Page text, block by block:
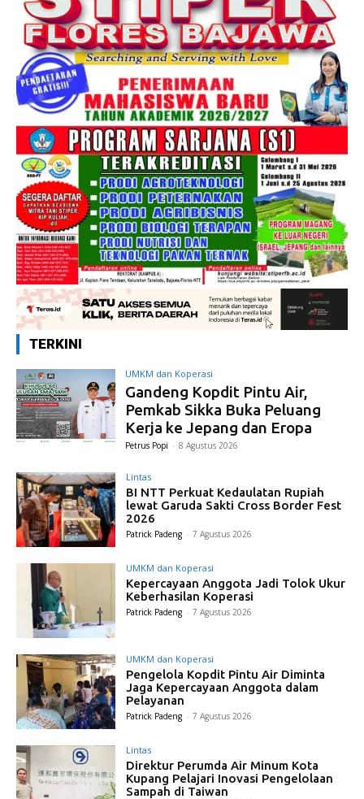
TERKINI
UMKM dan Koperasi
Gandeng Kopdit Pintu Air,
Pemkab Sikka Buka Peluang
Kerja ke Jepang dan Eropa
Petrus Popi - 8 Agustus 2026
Lintas
BI NTT Perkuat Kedaulatan Rupiah
lewat Garuda Sakti Cross Border Fest
2026
Patrick Padeng - 7 Agustus 2026
UMKM dan Koperasi
Kepercayaan Anggota Jadi Tolok Ukur
Keberhasilan Koperasi
Patrick Padeng - 7 Agustus 2026
UMKM dan Koperasi
Pengelola Kopdit Pintu Air Diminta
Jaga Kepercayaan Anggota dalam
Pelayanan
Patrick Padeng - 7 Agustus 2026
Lintas
Direktur Perumda Air Minum Kota
Kupang Pelajari Inovasi Pengelolaan
Sampah di Taiwan